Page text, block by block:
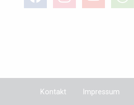
circle
Kontakt Impressum